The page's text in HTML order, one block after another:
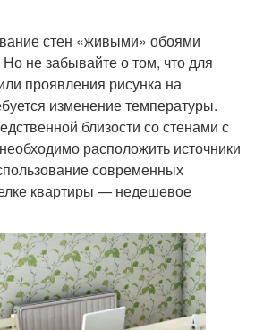
стен «живыми» обоями
Но не забывайте о том, что для
проявления рисунка на
изменение температуры.
близости со стенами с
расположить источники
современных
квартиры — недешевое